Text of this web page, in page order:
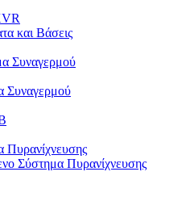
και Βάσεις
Συναγερμού
Συναγερμού
Πυρανίχνευσης
Σύστημα Πυρανίχνευσης